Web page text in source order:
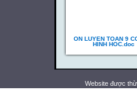
ON LUYEN TOAN 9
HINH HOC.doc
Website được